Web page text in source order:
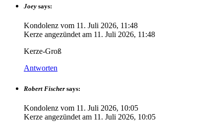
Joey says:
Kondolenz vom 11. Juli 2026, 11:48
Kerze angezündet am 11. Juli 2026, 11:48
Kerze-Groß
Antworten
Robert Fischer says:
Kondolenz vom 11. Juli 2026, 10:05
Kerze angezündet am 11. Juli 2026, 10:05